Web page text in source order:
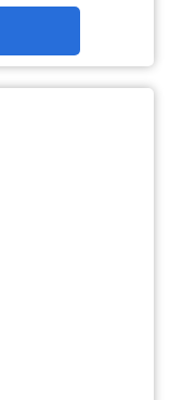
técnica